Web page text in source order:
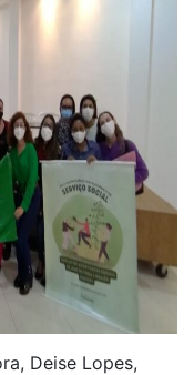
Deise Lopes,